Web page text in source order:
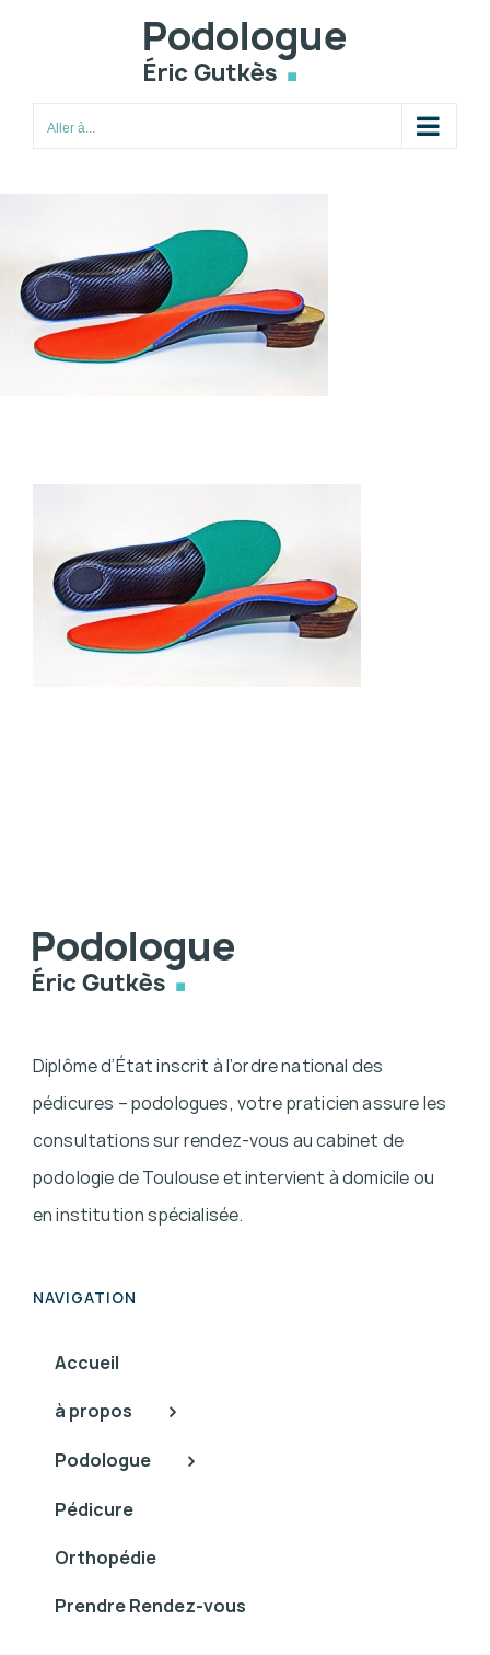
Aller à...
Diplôme d’État inscrit à l’ordre national des
pédicures – podologues, votre praticien assure les
consultations sur rendez-vous au cabinet de
podologie de Toulouse et intervient à domicile ou
en institution spécialisée.
NAVIGATION
Accueil
à propos
Podologue
Pédicure
Orthopédie
Prendre Rendez-vous